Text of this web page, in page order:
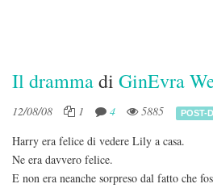
Il drammadi GinEvra
12/08/08 1 4 5885 POST-
Harry era felice di vedere Lily a casa.
Ne era davvero felice.
E non era neanche sorpreso dal fatto che